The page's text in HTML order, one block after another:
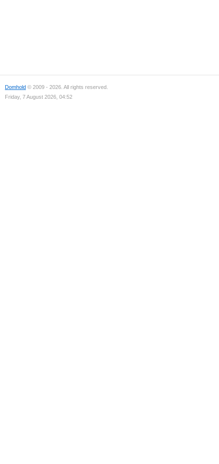
Domhold © 2009 - 2026. All rights reserved.
Friday, 7 August 2026, 04:52